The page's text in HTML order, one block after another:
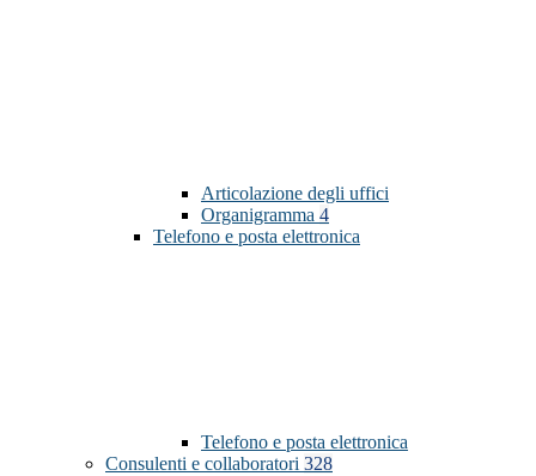
Articolazione degli uffici
Organigramma 4
Telefono e posta elettronica
Telefono e posta elettronica
Consulenti e collaboratori 328